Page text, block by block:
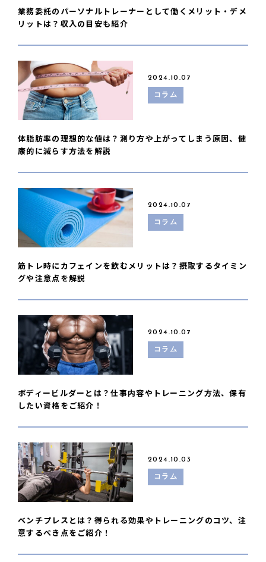
業務委託のパーソナルトレーナーとして働くメリット・デメ
リットは？収入の目安も紹介
2024.10.07
コラム
体脂肪率の理想的な値は？測り方や上がってしまう原因、健
康的に減らす方法を解説
2024.10.07
コラム
筋トレ時にカフェインを飲むメリットは？摂取するタイミン
グや注意点を解説
2024.10.07
コラム
ボディービルダーとは？仕事内容やトレーニング方法、保有
したい資格をご紹介！
2024.10.03
コラム
ベンチプレスとは？得られる効果やトレーニングのコツ、注
意するべき点をご紹介！